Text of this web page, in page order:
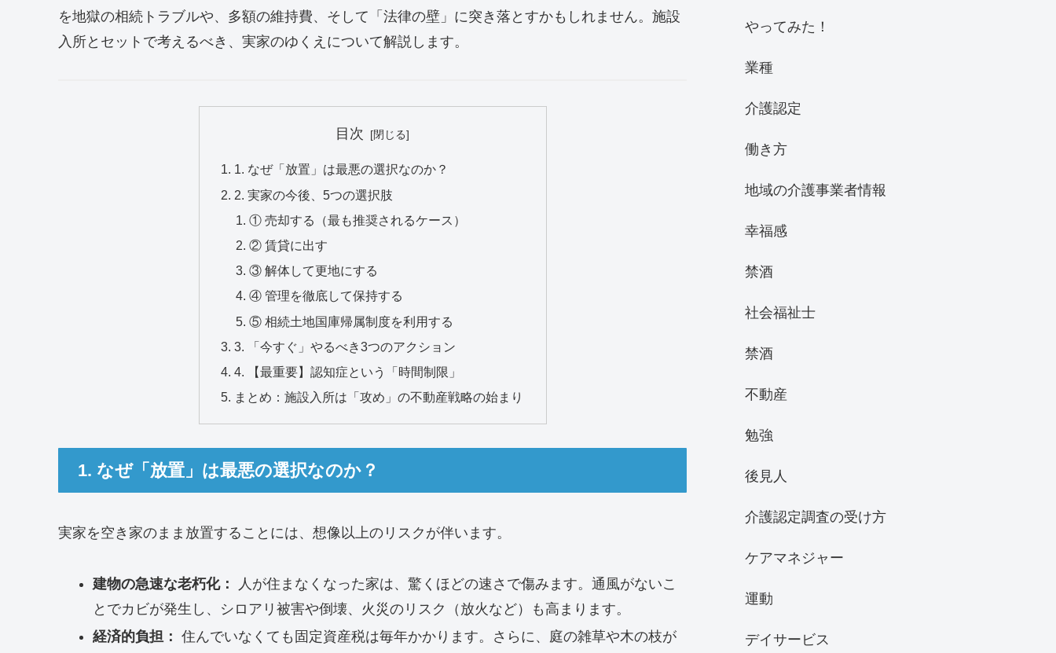
を地獄の相続トラブルや、多額の維持費、そして「法律の壁」に突き落とすかもしれません。施設
入所とセットで考えるべき、実家のゆくえについて解説します。
目次
1. なぜ「放置」は最悪の選択なのか？
2. 実家の今後、5つの選択肢
① 売却する（最も推奨されるケース）
② 賃貸に出す
③ 解体して更地にする
④ 管理を徹底して保持する
⑤ 相続土地国庫帰属制度を利用する
3. 「今すぐ」やるべき3つのアクション
4. 【最重要】認知症という「時間制限」
まとめ：施設入所は「攻め」の不動産戦略の始まり
1. なぜ「放置」は最悪の選択なのか？
実家を空き家のまま放置することには、想像以上のリスクが伴います。
建物の急速な老朽化：
人が住まなくなった家は、驚くほどの速さで傷みます。通風がないこ
とでカビが発生し、シロアリ被害や倒壊、火災のリスク（放火など）も高まります。
経済的負担： 住んでいなくても固定資産税は毎年かかります。さらに、庭の雑草や木の枝が
やってみた！
業種
介護認定
働き方
地域の介護事業者情報
幸福感
禁酒
社会福祉士
禁酒
不動産
勉強
後見人
介護認定調査の受け方
ケアマネジャー
運動
デイサービス